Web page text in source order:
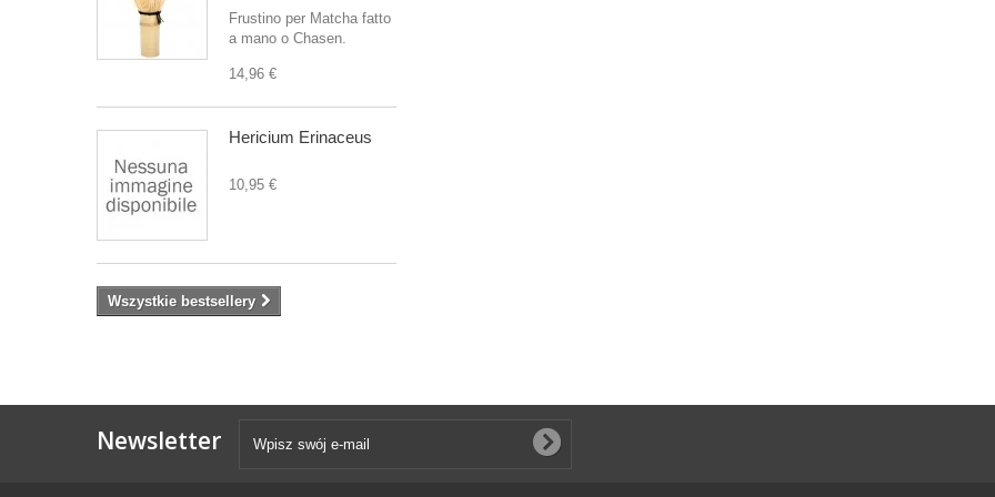
Frustino per Matcha fatto
a mano o Chasen.
14,96 €
Hericium Erinaceus
10,95 €
Wszystkie bestsellery
Newsletter